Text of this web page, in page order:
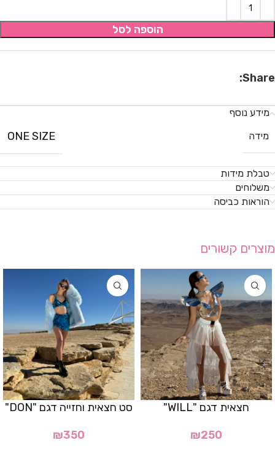
הוספה לסל
Share:
מידע נוסף
מידה
ONE SIZE
טבלת מידות
משלוחים
הוראות כביסה
מוצרים קשורים
חצאית דגם "WILL"
₪250
סט חצאית וחזייה דגם "DON"
₪350